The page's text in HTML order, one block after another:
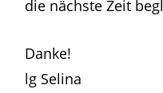
die nächste Zeit
Danke!
lg Selina